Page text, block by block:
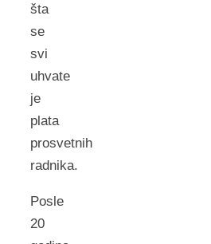
šta
se
svi
uhvate
je
plata
prosvetnih
radnika.
Posle
20